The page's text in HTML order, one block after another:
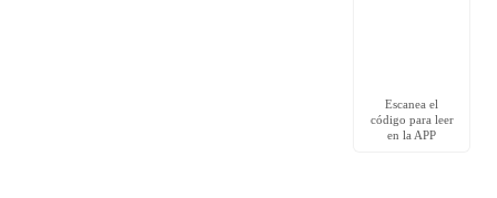
Escanea el
código para leer
en la APP